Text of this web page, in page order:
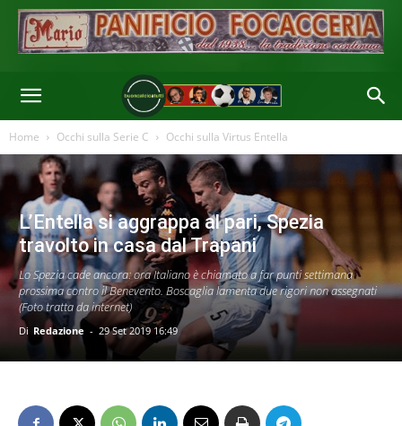
Home Occhi sulla Serie C Occhi sulla Virtus Entella
L’Entella si aggrappa al pari, Spezia
travolto in casa dal Trapani
Lo Spezia cade ancora: ora Italiano è chiamato a far punti settimana
prossima contro il Benevento. Boscaglia lamenta due rigori non assegnati
(Foto tratta da internet)
Di Redazione - 29 Set 2019 16:49